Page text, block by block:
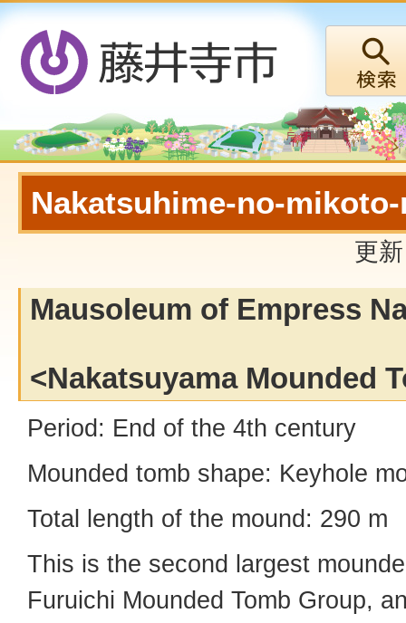
Nakatsuhime-no-
更
Mausoleum of Empress
<Nakatsuyama Mounded
Period: End of the 4th century
Mounded tomb shape: Keyhole
Total length of the mound: 290 m
This is the second largest
Furuichi Mounded Tomb Group,